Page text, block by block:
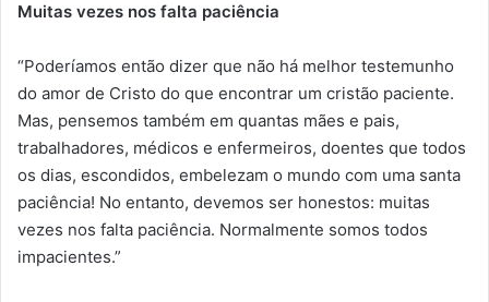
Muitas vezes nos falta paciência
“Poderíamos então dizer que não há melhor testemunho
do amor de Cristo do que encontrar um cristão paciente.
Mas, pensemos também em quantas mães e pais,
trabalhadores, médicos e enfermeiros, doentes que todos
os dias, escondidos, embelezam o mundo com uma santa
paciência! No entanto, devemos ser honestos: muitas
vezes nos falta paciência. Normalmente somos todos
impacientes.”